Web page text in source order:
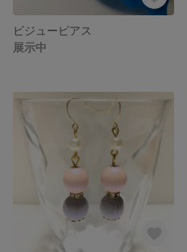
ビジューピアス
展示中